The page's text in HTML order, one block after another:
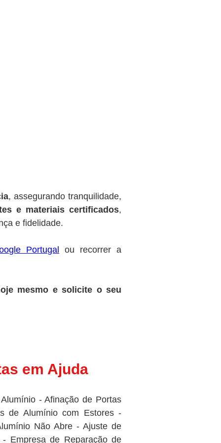
, assegurando tranquilidade,
e materiais certificados,
e fidelidade.
Portugal
ou recorrer a
mesmo e solicite o seu
em Ajuda
- Afinação de Portas
de Alumínio com Estores -
Não Abre - Ajuste de
Empresa de Reparação de